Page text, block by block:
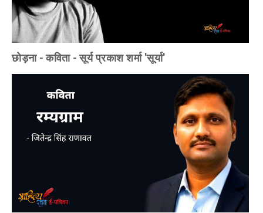
छोड़ना - कविता - सूर्य प्रकाश शर्मा 'सूर्या'